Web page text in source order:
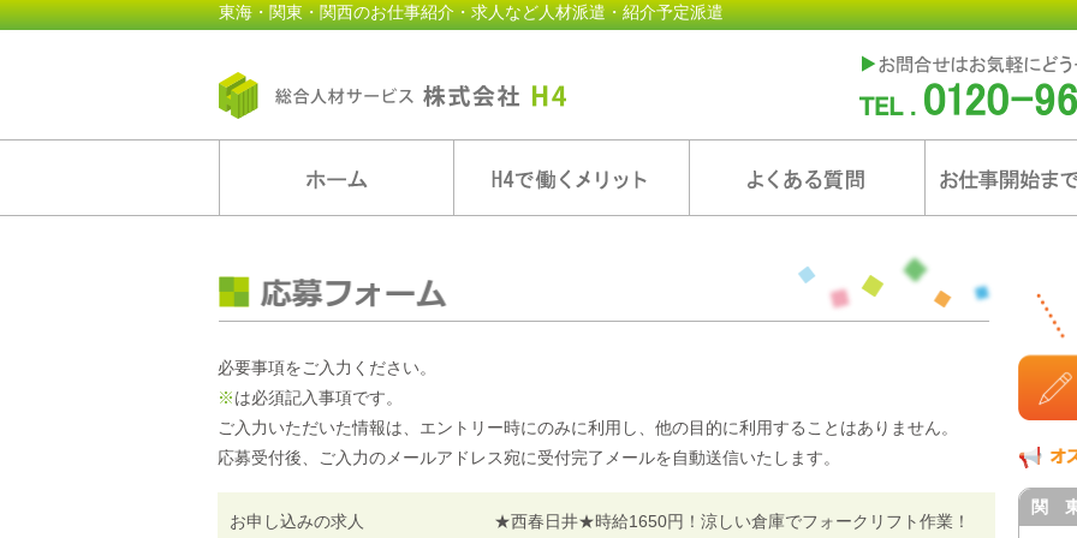
東海・関東・関西のお仕事紹介・求人など人材派遣・紹介予定派遣
必要事項をご入力ください。
※は必須記入事項です。
ご入力いただいた情報は、エントリー時にのみに利用し、他の目的に利用することはありません。
応募受付後、ご入力のメールアドレス宛に受付完了メールを自動送信いたします。
お申し込みの求人 ★西春日井★時給1650円！涼しい倉庫でフォークリフト作業！
関